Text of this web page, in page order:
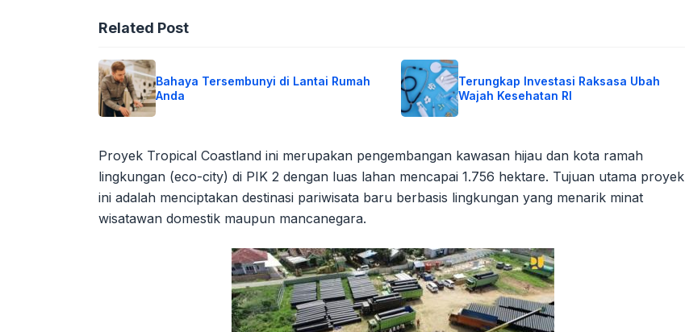
Related Post
Bahaya Tersembunyi di Lantai Rumah
Anda
Terungkap Investasi Raksasa Ubah
Wajah Kesehatan RI
Proyek Tropical Coastland ini merupakan pengembangan kawasan hijau dan kota ramah
lingkungan (eco-city) di PIK 2 dengan luas lahan mencapai 1.756 hektare. Tujuan utama proyek
ini adalah menciptakan destinasi pariwisata baru berbasis lingkungan yang menarik minat
wisatawan domestik maupun mancanegara.